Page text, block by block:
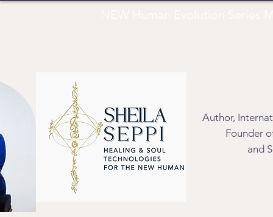
Author,
Founder
and